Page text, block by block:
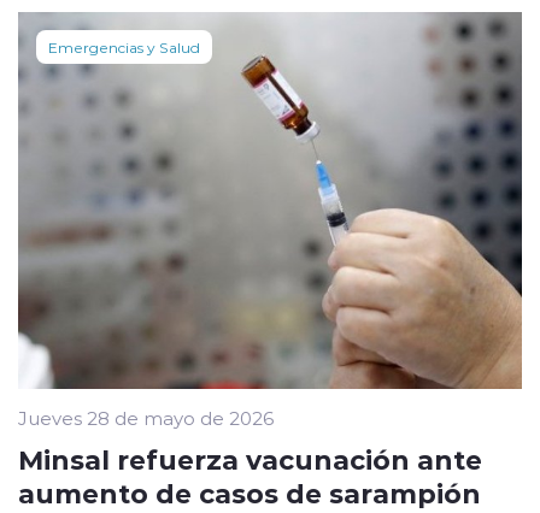
Emergencias y Salud
Jueves 28 de mayo de 2026
Minsal refuerza vacunación ante
aumento de casos de sarampión